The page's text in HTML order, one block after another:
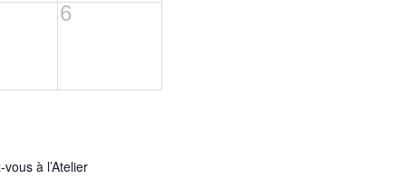
6
à l’Atelier